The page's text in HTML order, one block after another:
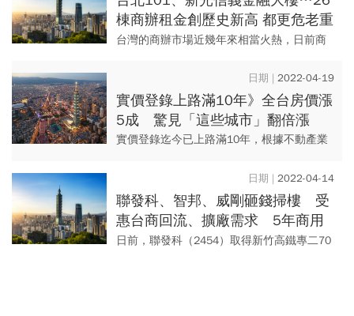
棟商辦租金創歷史新高 都更危老重
建再補一槍，缺貨潮益發難解
台灣的商辦市場近幾年來相當火熱，日前商
可能成為新常態，這也因台北市商辦缺貨所
導致，才讓辦公大樓租金...
2022-04-19
實價登錄上路滿10年》全台房價漲
5成 驚見「這些城市」翻倍漲
實價登錄迄今已上路滿10年，根據不動產業
價漲幅，發現2012年全台房屋單價為18.1萬
元，2021年...
2022-04-14
聯發科、智邦、威剛砸錢掃樓 受
惠台商回流、擴廠需求 5年商用
不動產買氣增3倍
日前，聯發科（2454）取得新竹高鐵專二70